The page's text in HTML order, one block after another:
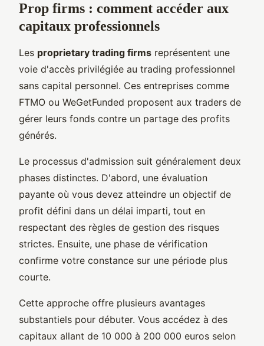
Prop firms : comment accéder aux
capitaux professionnels
Les proprietary trading firms représentent une
voie d'accès privilégiée au trading professionnel
sans capital personnel. Ces entreprises comme
FTMO ou WeGetFunded proposent aux traders de
gérer leurs fonds contre un partage des profits
générés.
Le processus d'admission suit généralement deux
phases distinctes. D'abord, une évaluation
payante où vous devez atteindre un objectif de
profit défini dans un délai imparti, tout en
respectant des règles de gestion des risques
strictes. Ensuite, une phase de vérification
confirme votre constance sur une période plus
courte.
Cette approche offre plusieurs avantages
substantiels pour débuter. Vous accédez à des
capitaux allant de 10 000 à 200 000 euros selon